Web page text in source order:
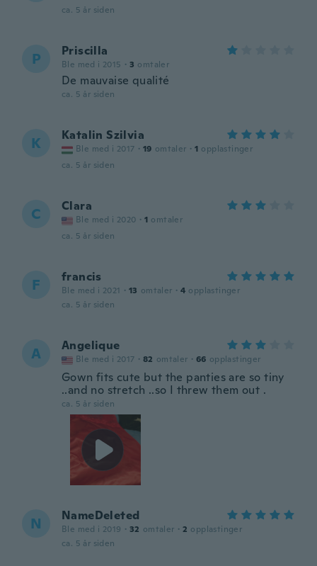
ca. 5 år siden
P Priscilla
Ble med i 2015 · 3 omtaler
De mauvaise qualité
ca. 5 år siden
K Katalin Szilvia
Ble med i 2017 · 19 omtaler · 1 opplastinger
ca. 5 år siden
C Clara
Ble med i 2020 · 1 omtaler
ca. 5 år siden
F francis
Ble med i 2021 · 13 omtaler · 4 opplastinger
ca. 5 år siden
A Angelique
Ble med i 2017 · 82 omtaler · 66 opplastinger
Gown fits cute but the panties are so tiny
..and no stretch ..so I threw them out .
ca. 5 år siden
N NameDeleted
Ble med i 2019 · 32 omtaler · 2 opplastinger
ca. 5 år siden